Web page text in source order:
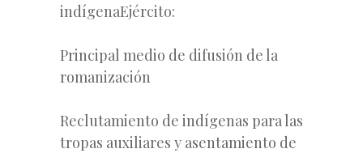
indígenaEjército:
Principal medio de difusión de la
romanización
Reclutamiento de indígenas para las
tropas auxiliares y asentamiento de